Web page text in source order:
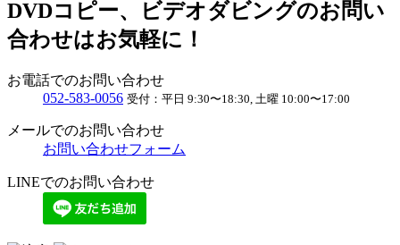
DVDコピー、ビデオダビングのお問い
合わせはお気軽に！
お電話でのお問い合わせ
052-583-0056 受付： 平日 9:30〜18:30, 土曜 10:00〜17:00
メールでのお問い合わせ
お問い合わせフォーム
LINEでのお問い合わせ